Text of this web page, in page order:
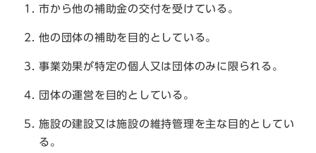
市から他の補助金の交付を受けている。
他の団体の補助を目的としている。
事業効果が特定の個人又は団体のみに限られる。
団体の運営を目的としている。
施設の建設又は施設の維持管理を主な目的としてい
る。